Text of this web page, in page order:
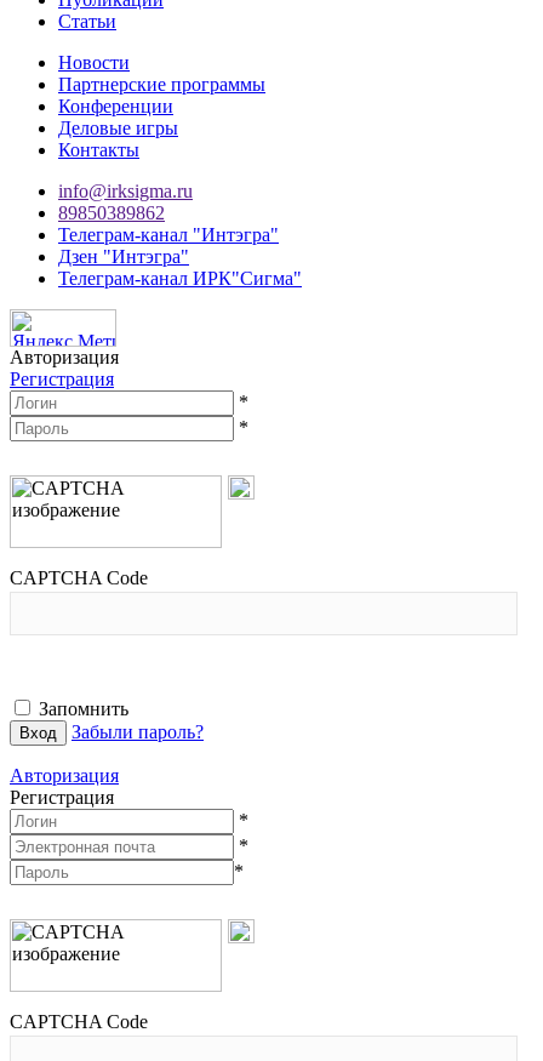
Статьи
Новости
Партнерские программы
Конференции
Деловые игры
Контакты
info@irksigma.ru
89850389862
Телеграм-канал "Интэгра"
Дзен "Интэгра"
Телеграм-канал ИРК"Сигма"
Авторизация
Регистрация
*
*
CAPTCHA Code
Запомнить
Забыли пароль?
Авторизация
Регистрация
*
*
*
CAPTCHA Code